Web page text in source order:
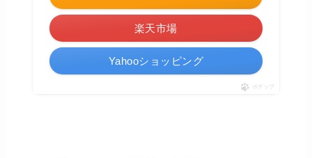
楽天市場
Yahooショッピング
ポチップ